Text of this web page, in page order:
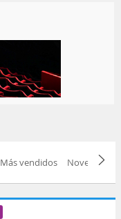
Más vendidos Novedad